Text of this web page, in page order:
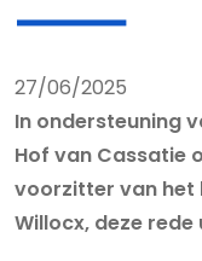
27/06/2025
In ondersteuning
Hof van Cassatie
voorzitter van het
Willocx, deze rede